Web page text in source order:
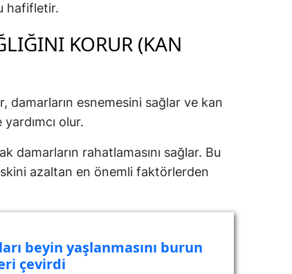
Sinop
Tekirdağ
Trabzon
hafifletir.
KORUR (KAN
damarların esnemesini sağlar ve kan
olur.
damarların rahatlamasını sağlar. Bu
azaltan en önemli faktörlerden
beyin yaşlanmasını burun
çevirdi